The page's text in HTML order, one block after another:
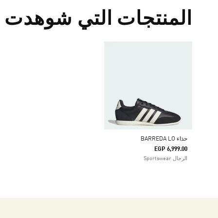
المنتجات التي شوهدت
حذاء BARREDA LO
EGP 6,999.00
الرجال Sportswear